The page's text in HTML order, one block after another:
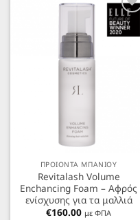
Προσθήκη
στα
Αγαπημένα
ΠΡΟΙΟΝΤΑ ΜΠΑΝΙΟΥ
Revitalash Volume
Enchancing Foam – Αφρός
ενίσχυσης για τα μαλλιά
€160.00 με ΦΠΑ